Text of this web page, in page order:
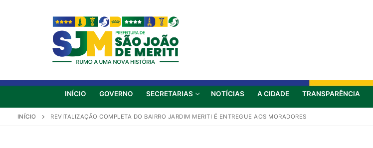
INÍCIO GOVERNO SECRETARIAS NOTÍCIAS A CIDADE TRANSPARÊNCIA
INÍCIO REVITALIZAÇÃO COMPLETA DO BAIRRO JARDIM MERITI É ENTREGUE AOS MORADORES